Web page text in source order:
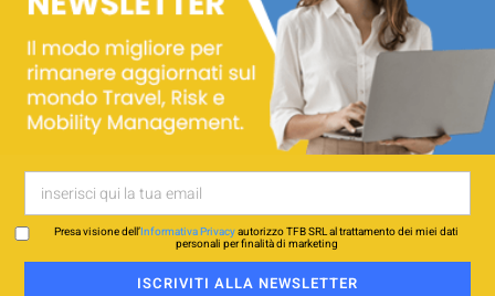
Presa visione dell’Informativa Privacyautorizzo TFB SRL al trattamento dei miei dati
personali per finalità di marketing
ISCRIVITI ALLA NEWSLETTER